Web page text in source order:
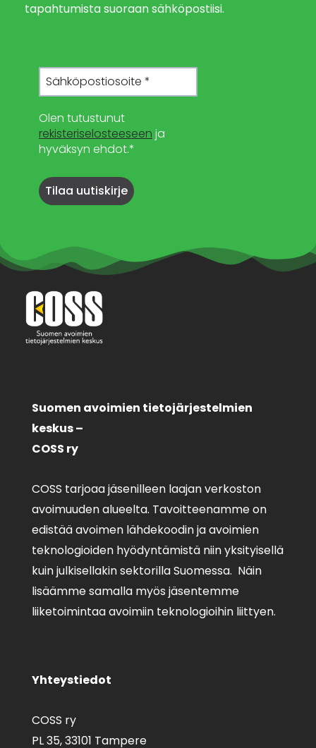
tapahtumista suoraan sähköpostiisi.
Olen tutustunut
rekisteriselosteeseen ja
hyväksyn ehdot.*
Suomen avoimien tietojärjestelmien
keskus –
COSS ry
COSS tarjoaa jäsenilleen laajan verkoston
avoimuuden alueelta. Tavoitteenamme on
edistää avoimen lähdekoodin ja avoimien
teknologioiden hyödyntämistä niin yksityisellä
kuin julkisellakin sektorilla Suomessa. Näin
lisäämme samalla myös jäsentemme
liiketoimintaa avoimiin teknologioihin liittyen.
Yhteystiedot
COSS ry
PL 35,33101 Tampere